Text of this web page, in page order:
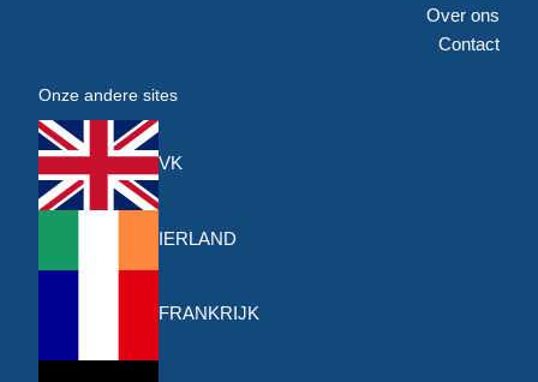
Over ons
Contact
Onze andere sites
VK
IERLAND
FRANKRIJK